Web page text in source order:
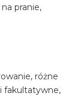
pranie,
różne
fakultatywne,